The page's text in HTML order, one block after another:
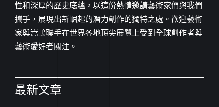
性和深厚的歷史底蘊。以這份熱情邀請藝術家們與我們
攜手，展現出新崛起的潛力創作的獨特之處。歡迎藝術
家與嵩嶋聯手在世界各地頂尖展覽上受到全球創作者與
藝術愛好者關注。
最新文章